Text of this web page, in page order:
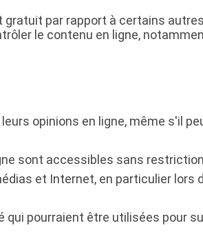
par rapport à certains
le contenu en ligne,
opinions en ligne, même s'il
sont accessibles sans
et Internet, en particulier lors
qui pourraient être utilisées pour